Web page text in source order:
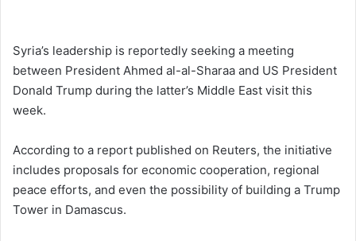
Syria’s leadership is reportedly seeking a meeting
between President Ahmed al-al-Sharaa and US President
Donald Trump during the latter’s Middle East visit this
week.
According to a report published on Reuters, the initiative
includes proposals for economic cooperation, regional
peace efforts, and even the possibility of building a Trump
Tower in Damascus.